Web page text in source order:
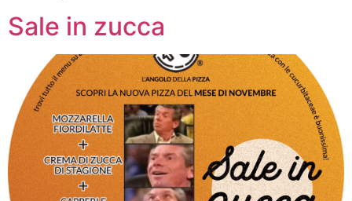
Sale in zucca